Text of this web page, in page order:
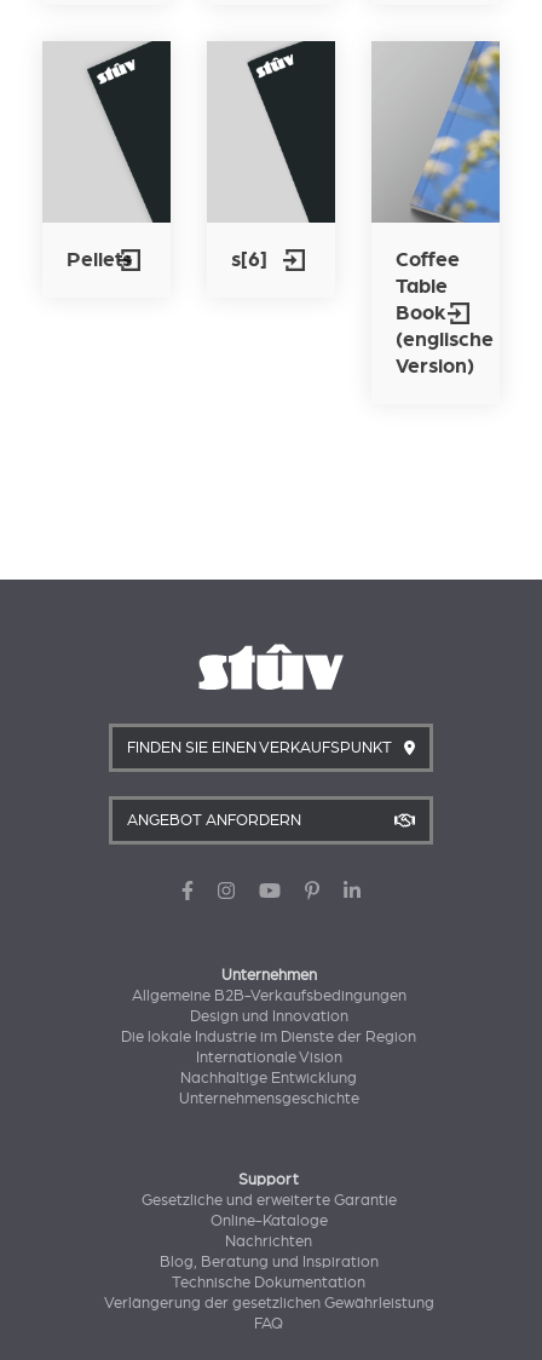
Pellets s[6]
Coffee
Table
Book
(englische
Version)
FINDEN SIE EINEN VERKAUFSPUNKT
ANGEBOT ANFORDERN
Unternehmen
Allgemeine B2B-Verkaufsbedingungen
Design und Innovation
Die lokale Industrie im Dienste der Region
Internationale Vision
Nachhaltige Entwicklung
Unternehmensgeschichte
Support
Gesetzliche und erweiterte Garantie
Online-Kataloge
Nachrichten
Blog, Beratung und Inspiration
Technische Dokumentation
Verlängerung der gesetzlichen Gewährleistung
FAQ